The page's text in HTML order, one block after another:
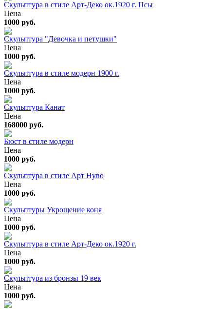
Скульптура в стиле Арт-Деко ок.1920 г. Псы
Цена
1000 руб.
Скульптура "Девочка и петушки"
Цена
1000 руб.
Скульптура в стиле модерн 1900 г.
Цена
1000 руб.
Скульптура Канат
Цена
168000 руб.
Бюст в стиле модерн
Цена
1000 руб.
Скульптура в стиле Арт Нуво
Цена
1000 руб.
Скульптуры Укрощение коня
Цена
1000 руб.
Скульптура в стиле Арт-Деко ок.1920 г.
Цена
1000 руб.
Скульптура из бронзы 19 век
Цена
1000 руб.